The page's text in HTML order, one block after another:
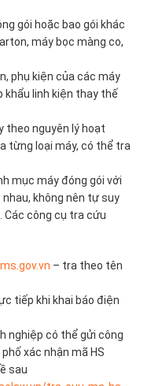
gói hoặc bao gói khác
máy bọc màng co,
phụ kiện của các máy
khẩu linh kiện thay thế
theo nguyên lý hoạt
từng loại máy, có thể tra
mục máy đóng gói với
không nên tự suy
Các công cụ tra cứu
– tra theo tên
tiếp khi khai báo điện
nghiệp có thể gửi công
xác nhận mã HS
sau